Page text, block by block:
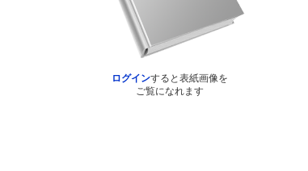
ログインすると表紙画像を
ご覧になれます